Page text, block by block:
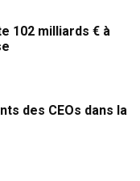
102 milliards € à
des CEOs dans la